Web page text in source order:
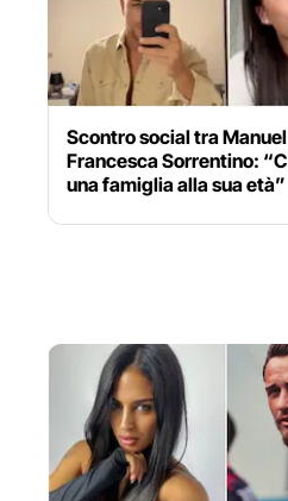
Scontro social tra
Francesca Sorrentino:
una famiglia alla sua età”